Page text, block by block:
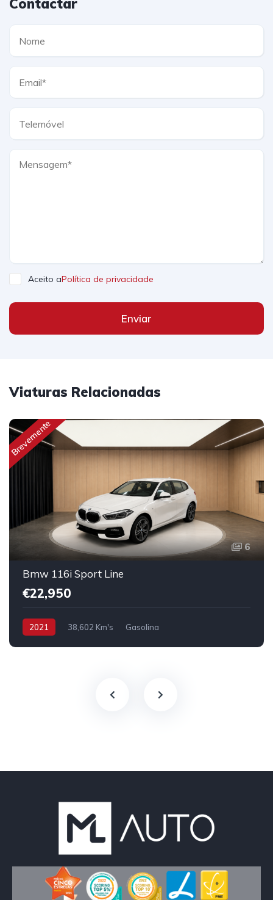
Contactar
Aceito aPolítica de privacidade
Enviar
Viaturas Relacionadas
Brevemente
6
Bmw 116i Sport Line
€22,950
2021 38,602 Km's Gasolina